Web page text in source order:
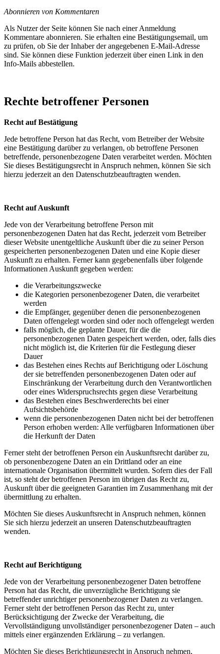
Abonnieren von Kommentaren
Als Nutzer der Seite können Sie nach einer Anmeldung
Kommentare abonnieren. Sie erhalten eine Bestätigungsemail, um
zu prüfen, ob Sie der Inhaber der angegebenen E-Mail-Adresse
sind. Sie können diese Funktion jederzeit über einen Link in den
Info-Mails abbestellen.
Rechte betroffener Personen
Recht auf Bestätigung
Jede betroffene Person hat das Recht, vom Betreiber der Website
eine Bestätigung darüber zu verlangen, ob betroffene Personen
betreffende, personenbezogene Daten verarbeitet werden. Möchten
Sie dieses Bestätigungsrecht in Anspruch nehmen, können Sie sich
hierzu jederzeit an den Datenschutzbeauftragten wenden.
Recht auf Auskunft
Jede von der Verarbeitung betroffene Person mit
personenbezogenen Daten hat das Recht, jederzeit vom Betreiber
dieser Website unentgeltliche Auskunft über die zu seiner Person
gespeicherten personenbezogenen Daten und eine Kopie dieser
Auskunft zu erhalten. Ferner kann gegebenenfalls über folgende
Informationen Auskunft gegeben werden:
die Verarbeitungszwecke
die Kategorien personenbezogener Daten, die verarbeitet
werden
die Empfänger, gegenüber denen die personenbezogenen
Daten offengelegt worden sind oder noch offengelegt werden
falls möglich, die geplante Dauer, für die die
personenbezogenen Daten gespeichert werden, oder, falls dies
nicht möglich ist, die Kriterien für die Festlegung dieser
Dauer
das Bestehen eines Rechts auf Berichtigung oder Löschung
der sie betreffenden personenbezogenen Daten oder auf
Einschränkung der Verarbeitung durch den Verantwortlichen
oder eines Widerspruchsrechts gegen diese Verarbeitung
das Bestehen eines Beschwerderechts bei einer
Aufsichtsbehörde
wenn die personenbezogenen Daten nicht bei der betroffenen
Person erhoben werden: Alle verfügbaren Informationen über
die Herkunft der Daten
Ferner steht der betroffenen Person ein Auskunftsrecht darüber zu,
ob personenbezogene Daten an ein Drittland oder an eine
internationale Organisation übermittelt wurden. Sofern dies der Fall
ist, so steht der betroffenen Person im übrigen das Recht zu,
Auskunft über die geeigneten Garantien im Zusammenhang mit der
übermittlung zu erhalten.
Möchten Sie dieses Auskunftsrecht in Anspruch nehmen, können
Sie sich hierzu jederzeit an unseren Datenschutzbeauftragten
wenden.
Recht auf Berichtigung
Jede von der Verarbeitung personenbezogener Daten betroffene
Person hat das Recht, die unverzügliche Berichtigung sie
betreffender unrichtiger personenbezogener Daten zu verlangen.
Ferner steht der betroffenen Person das Recht zu, unter
Berücksichtigung der Zwecke der Verarbeitung, die
Vervollständigung unvollständiger personenbezogener Daten – auch
mittels einer ergänzenden Erklärung – zu verlangen.
Möchten Sie dieses Berichtigungsrecht in Anspruch nehmen,